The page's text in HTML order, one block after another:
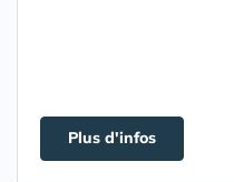
Plus d'infos